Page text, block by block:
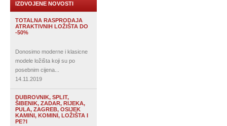
IZDVOJENE NOVOSTI
TOTALNA RASPRODAJA
ATRAKTIVNIH LOŽIŠTA DO
-50%
Donosimo moderne i klasicne
modele ložišta koji su po
posebnim cijena...
14.11.2019
DUBROVNIK, SPLIT,
ŠIBENIK, ZADAR, RIJEKA,
PULA, ZAGREB, OSIJEK
KAMINI, KOMINI, LOŽIŠTA I
PE?I